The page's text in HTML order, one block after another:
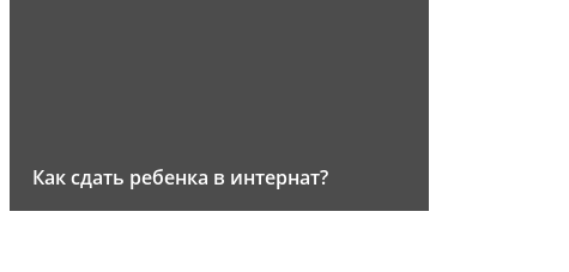
Как сдать ребенка в интернат?